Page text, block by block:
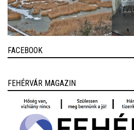
FACEBOOK
FEHÉRVÁR MAGAZIN